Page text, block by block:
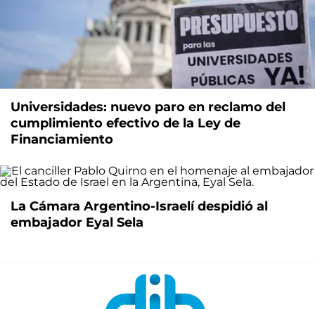
Universidades: nuevo paro en reclamo del
cumplimiento efectivo de la Ley de
Financiamiento
La Cámara Argentino-Israelí despidió al
embajador Eyal Sela